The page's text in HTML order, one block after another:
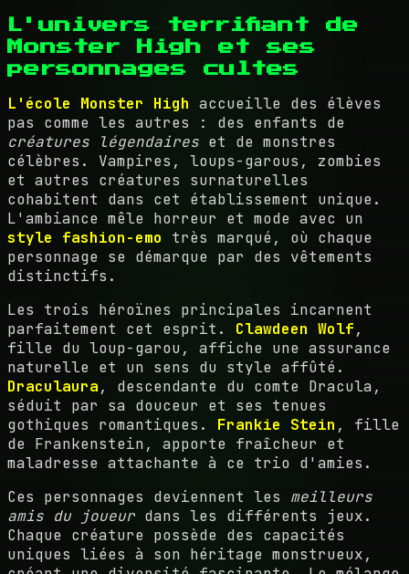
L'univers terrifiant de
Monster High et ses
personnages cultes
L'école Monster High accueille des élèves
pas comme les autres : des enfants de
créatures légendaires et de monstres
célèbres. Vampires, loups-garous, zombies
et autres créatures surnaturelles
cohabitent dans cet établissement unique.
L'ambiance mêle horreur et mode avec un
style fashion-emo très marqué, où chaque
personnage se démarque par des vêtements
distinctifs.
Les trois héroïnes principales incarnent
parfaitement cet esprit. Clawdeen Wolf,
fille du loup-garou, affiche une assurance
naturelle et un sens du style affûté.
Draculaura, descendante du comte Dracula,
séduit par sa douceur et ses tenues
gothiques romantiques. Frankie Stein , fille
de Frankenstein, apporte fraîcheur et
maladresse attachante à ce trio d'amies.
Ces personnages deviennent les meilleurs
amis du joueur dans les différents jeux.
Chaque créature possède des capacités
uniques liées à son héritage monstrueux,